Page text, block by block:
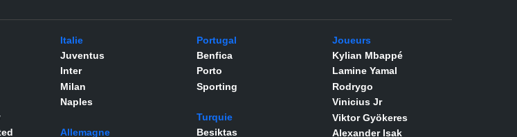
Italie
Juventus
Inter
Milan
Naples
Allemagne
Portugal
Benfica
Porto
Sporting
Turquie
Besiktas
Joueurs
Kylian Mbappé
Lamine Yamal
Rodrygo
Vinicius Jr
Viktor Gyökeres
Alexander Isak